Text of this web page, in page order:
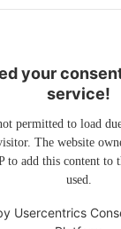
your
service!
permitted to load
The website
to add this content to
used.
Usercentrics